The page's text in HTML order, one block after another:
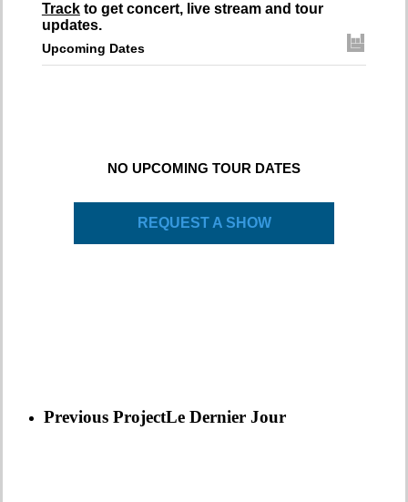
Trackto get concert, live stream and tour
updates.
Upcoming Dates
NO UPCOMING TOUR DATES
REQUEST A SHOW
Previous ProjectLe Dernier Jour